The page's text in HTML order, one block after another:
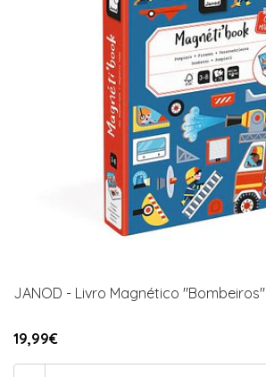
JANOD - Livro Magnético "Bombeiros"
19,99€